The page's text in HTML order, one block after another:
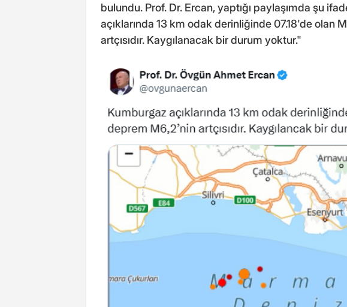
bulundu. Prof. Dr. Ercan, yaptığı paylaşımda şu
açıklarında 13 km odak derinliğinde 07.18'de olan
artçısıdır. Kaygılanacak bir durum yoktur."